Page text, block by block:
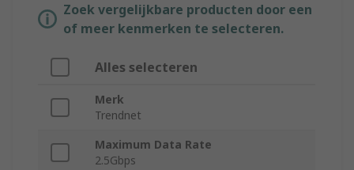
Zoek vergelijkbare producten door een
of meer kenmerken te selecteren.
Alles selecteren
Merk
Trendnet
Maximum Data Rate
2.5Gbps